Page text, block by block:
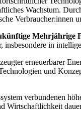
Wachstum.
Verbraucher:innen
Mehrjährige
in
erneuerbarer
und
verbundenen
Wirtschaftlichkeit